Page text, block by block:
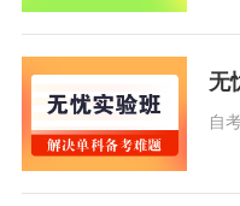
无
自